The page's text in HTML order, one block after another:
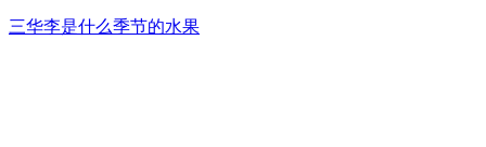
三华李是什么季节的水果